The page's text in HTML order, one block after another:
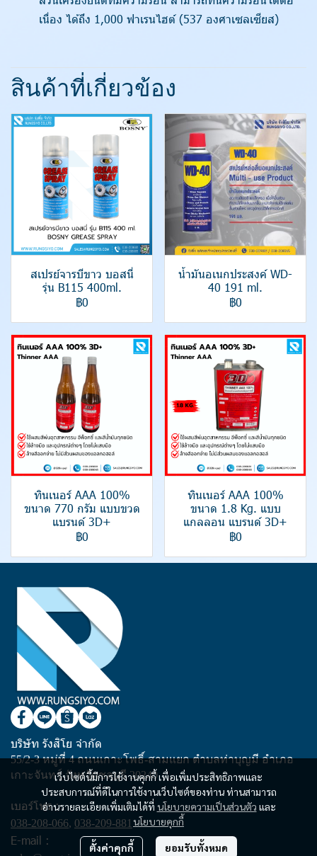
เนื่อง ได้ถึง 1,000 ฟาเรนไฮต์ (537 องศาเซลเซียส)
สินค้าที่เกี่ยวข้อง
สเปรย์จารบีขาว บอสนี่
รุ่น B115 400ml.
฿0
น้ำมันอเนกประสงค์ WD-
40 191 ml.
฿0
ทินเนอร์ AAA 100%
ขนาด 770 กรัม แบบขวด
แบรนด์ 3D+
฿0
ทินเนอร์ AAA 100%
ขนาด 1.8 Kg. แบบ
แกลลอน แบรนด์ 3D+
฿0
เว็บไซต์นี้มีการใช้งานคุกกี้ เพื่อเพิ่มประสิทธิภาพและ
ประสบการณ์ที่ดีในการใช้งานเว็บไซต์ของท่าน ท่านสามารถ
อ่านรายละเอียดเพิ่มเติมได้ที่ นโยบายความเป็นส่วนตัว และ
นโยบายคุกกี้
ตั้งค่าคุกกี้ ยอมรับทั้งหมด
บริษัท รังสิโย จำกัด
55/2-3 หมู่ที่ 4 ถนนเกาะโพธิ์-สามแยก ตำบลท่าบุญมี อำเภอ
เกาะจันทร์ จังหวัดชลบุรี 20240
เบอร์โทร :
038-208-066, 038-209-881
E-mail :